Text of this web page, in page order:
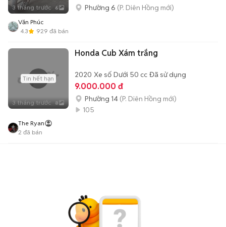
3 tháng trước 6 Phường 6 (P. Diên Hồng mới)
Văn Phúc
4.3
929 đã bán
Tin hết hạn
3 tháng trước 8
Honda Cub Xám trắng
2020 Xe số Dưới 50 cc Đã sử dụng
9.000.000 đ
Phường 14 (P. Diên Hồng mới)
105
The Ryan
2 đã bán